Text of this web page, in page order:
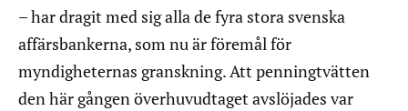
– har dragit med sig alla de fyra stora svenska
affärsbankerna, som nu är föremål för
myndigheternas granskning. Att penningtvätten
den här gången överhuvudtaget avslöjades var